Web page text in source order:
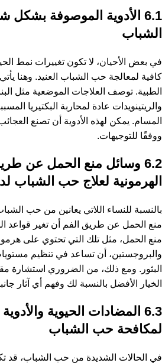
6.1 الأدوية الموصوفة
الشباب
في بعض الأحيان، لا تكون تغييرات نمط
كافية لمعالجة حب الشباب العنيد. وهنا
الطبية. توصف العلاجات الموضعية مثل
والريتينويدات عادة لمحاربة البكتيريا
المسام. يمكن لهذه الأدوية أن تصنع
ووفقًا للتوجيهات.
6.2 وسائل منع الحمل عن
الهرمونية لعلاج حب الشباب
بالنسبة للنساء اللاتي يعانين من حب
منع الحمل عن طريق الفم أن تغير قواعد
منع الحمل، مثل تلك التي تحتوي على
والبروجستين، أن تساعد في تنظيم
البثور. ومع ذلك، من الضروري استشارة
الخيار الأفضل بالنسبة لك وفهم أي آثار
6.3 المضادات الحيوية
لمكافحة حب الشباب
في الحالات الشديدة من حب الشباب، قد